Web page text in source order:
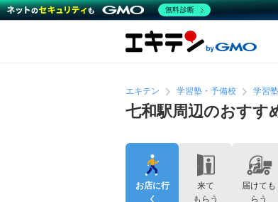
エキテン 学習塾・予備校 学習
七和駅周辺のおすす
お店に行
く
来て
もらう
届けても
らう
無料診断